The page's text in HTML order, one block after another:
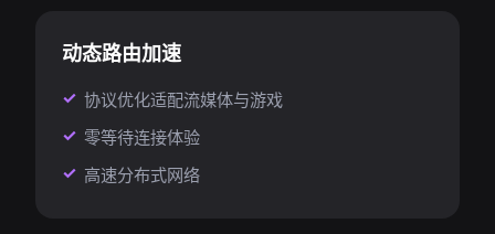
动态路由加速
协议优化适配流媒体与游戏
零等待连接体验
高速分布式网络